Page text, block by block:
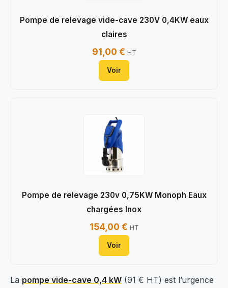
Pompe de relevage vide-cave 230V 0,4KW eaux
claires
91,00 € HT
Voir
Pompe de relevage 230v 0,75KW Monoph Eaux
chargées Inox
154,00 € HT
Voir
La pompe vide-cave 0,4 kW (91 € HT) est l’urgence